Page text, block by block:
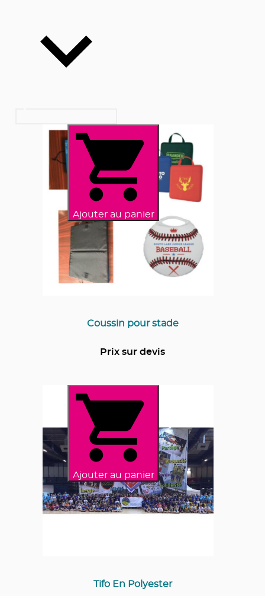
Ajouter au panier
Coussin pour stade
Prix sur devis
Ajouter au panier
Tifo En Polyester